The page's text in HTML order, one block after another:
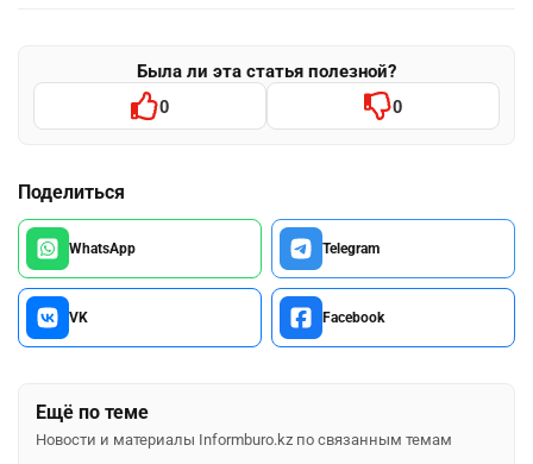
Была ли эта статья полезной?
0 0
Поделиться
WhatsApp Telegram
VK Facebook
Ещё по теме
Новости и материалы Informburo.kz по связанным темам